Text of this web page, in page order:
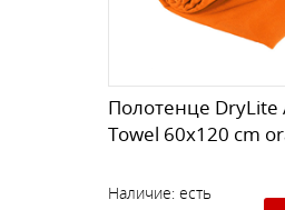
Полотенце DryLite
Towel 60x120 cm
Наличие: есть